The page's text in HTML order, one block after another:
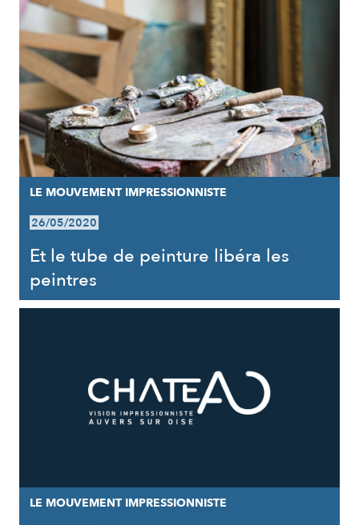
LE MOUVEMENT IMPRESSIONNISTE
26/05/2020
Et le tube de peinture libéra les
peintres
LE MOUVEMENT IMPRESSIONNISTE